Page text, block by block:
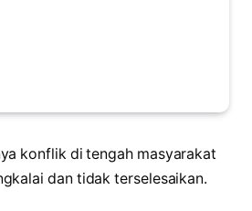
konflik di tengah masyarakat
dan tidak terselesaikan.